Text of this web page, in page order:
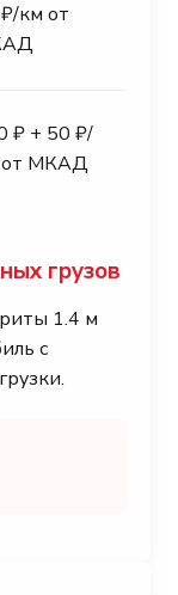
км от
₽ + 50 ₽/
от МКАД
грузов
1.4 м
с